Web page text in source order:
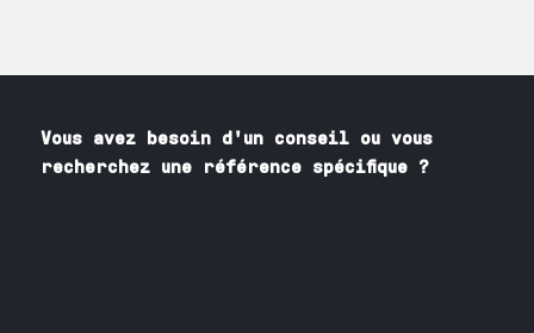
Vous avez besoin d'un conseil ou vous
recherchez une référence spécifique ?